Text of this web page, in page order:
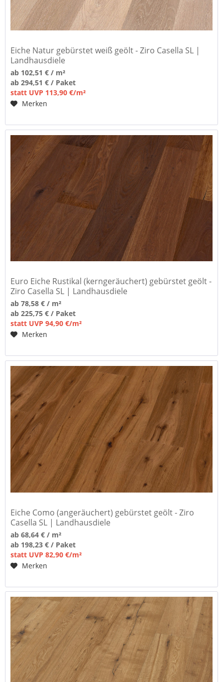
Eiche Natur gebürstet weiß geölt - Ziro Casella SL |
Landhausdiele
ab 102,51 € / m²
ab 294,51 € / Paket
statt UVP 113,90 €/m²
Merken
Euro Eiche Rustikal (kerngeräuchert) gebürstet geölt -
Ziro Casella SL | Landhausdiele
ab 78,58 € / m²
ab 225,75 € / Paket
statt UVP 94,90 €/m²
Merken
Eiche Como (angeräuchert) gebürstet geölt - Ziro
Casella SL | Landhausdiele
ab 68,64 € / m²
ab 198,23 € / Paket
statt UVP 82,90 €/m²
Merken